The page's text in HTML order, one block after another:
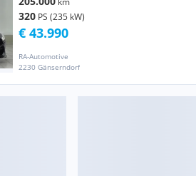
320 PS (235 kW)
RA-Automotive
2230 Gänserndorf
€ 43.990